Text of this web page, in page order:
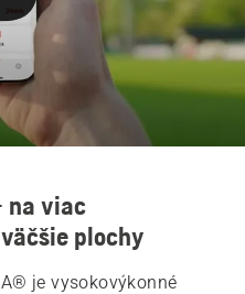
na viac
plochy
je vysokovýkonné